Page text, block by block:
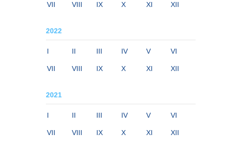
VII VIII IX X XI XII
2022
I II III IV V VI
VII VIII IX X XI XII
2021
I II III IV V VI
VII VIII IX X XI XII